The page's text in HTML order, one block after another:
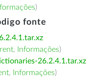
)
fonte
, Informações)
26.2.4.1.tar.xz
, Informações)